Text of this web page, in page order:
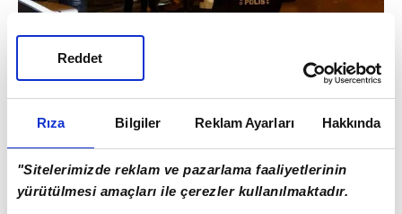
Rıza Bilgiler Reklam Ayarları Hakkında
"Sitelerimizde reklam ve pazarlama faaliyetlerinin
yürütülmesi amaçları ile çerezler kullanılmaktadır.
Reddet
7 YAŞINDAN BERİ TEDAVİ GÖRÜYOR
İDDİASI